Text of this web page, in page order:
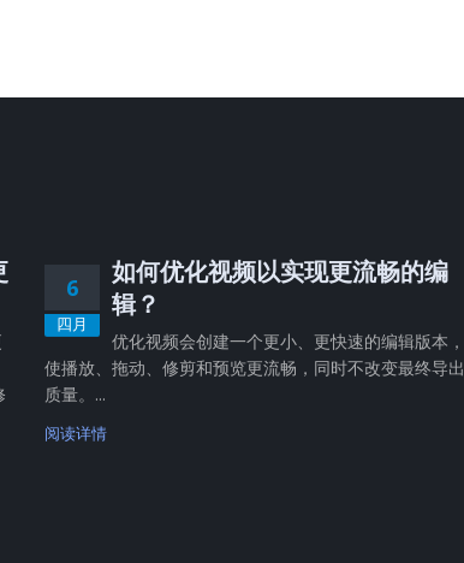
6
四月
如何优化视频以实现更流畅的编
辑？
优化视频会创建一个更小、更快速的编辑版本，
使播放、拖动、修剪和预览更流畅，同时不改变最终导出
质量。...
阅读详情